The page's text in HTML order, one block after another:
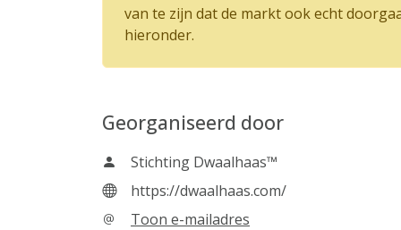
van te zijn dat de markt ook echt
hieronder.
Georganiseerd door
Stichting Dwaalhaas™
https://dwaalhaas.com/
Toon e-mailadres